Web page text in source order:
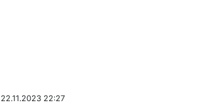
22.11.2023 22:27